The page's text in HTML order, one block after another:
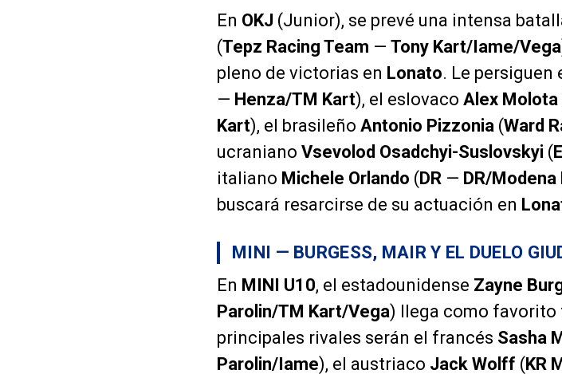
En OKJ (Junior), se prevé una intensa
(Tepz Racing Team — Tony Kart/Iame/Vega
pleno de victorias en Lonato. Le persiguen
— Henza/TM Kart), el eslovaco Alex Molota
Kart), el brasileño Antonio Pizzonia (Ward
ucraniano Vsevolod Osadchyi-Suslovskyi (
italiano Michele Orlando (DR — DR/Modena
buscará resarcirse de su actuación en
MINI — BURGESS, MAIR Y EL DUELO
En MINI U10, el estadounidense Zayne
Parolin/TM Kart/Vega) llega como favorito
principales rivales serán el francés Sasha
Parolin/Iame), el austriaco Jack Wolff (KR